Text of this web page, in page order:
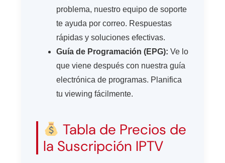
problema, nuestro equipo de soporte
te ayuda por correo. Respuestas
rápidas y soluciones efectivas.
Guía de Programación (EPG): Ve lo
que viene después con nuestra guía
electrónica de programas. Planifica
tu viewing fácilmente.
Tabla de Precios de
la Suscripción IPTV